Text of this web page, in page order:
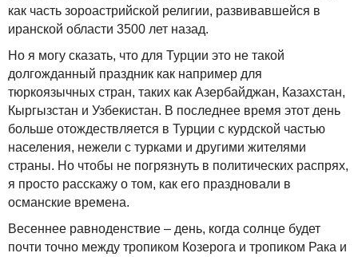
как часть зороастрийской религии, развивавшейся в
иранской области 3500 лет назад.
Но я могу сказать, что для Турции это не такой
долгожданный праздник как например для
тюркоязычных стран, таких как Азербайджан, Казахстан,
Кыргызстан и Узбекистан. В последнее время этот день
больше отождествляется в Турции с курдской частью
населения, нежели с турками и другими жителями
страны. Но чтобы не погрязнуть в политических распрях,
я просто расскажу о том, как его праздновали в
османские времена.
Весеннее равноденствие – день, когда солнце будет
почти точно между тропиком Козерога и тропиком Рака и